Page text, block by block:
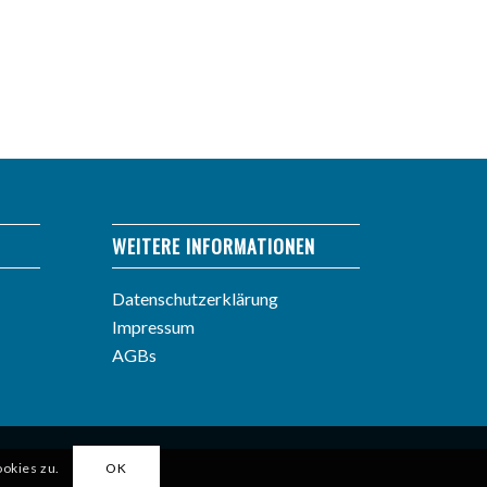
WEITERE INFORMATIONEN
Datenschutzerklärung
Impressum
AGBs
zu. OK